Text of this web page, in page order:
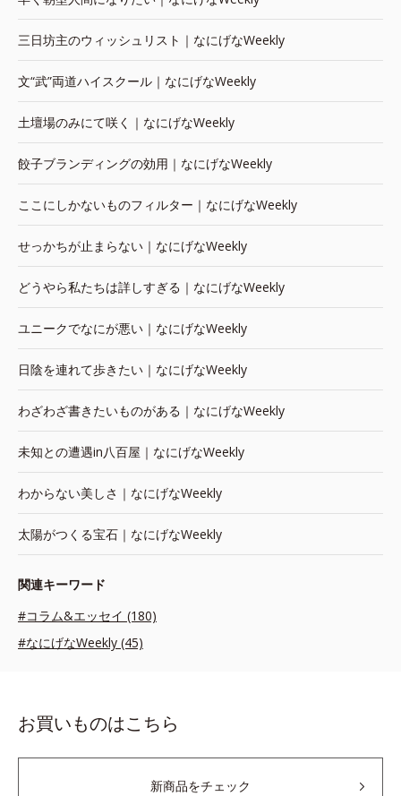
三日坊主のウィッシュリスト｜なにげなWeekly
文“武”両道ハイスクール｜なにげなWeekly
土壇場のみにて咲く｜なにげなWeekly
餃子ブランディングの効用｜なにげなWeekly
ここにしかないものフィルター｜なにげなWeekly
せっかちが止まらない｜なにげなWeekly
どうやら私たちは詳しすぎる｜なにげなWeekly
ユニークでなにが悪い｜なにげなWeekly
日陰を連れて歩きたい｜なにげなWeekly
わざわざ書きたいものがある｜なにげなWeekly
未知との遭遇in八百屋｜なにげなWeekly
わからない美しさ｜なにげなWeekly
太陽がつくる宝石｜なにげなWeekly
関連キーワード
#コラム&エッセイ (180)
#なにげなWeekly (45)
お買いものはこちら
新商品をチェック